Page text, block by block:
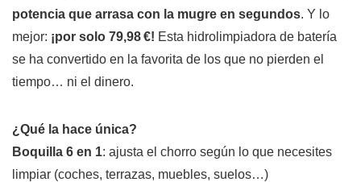
potencia que arrasa con la mugre en segundos. Y lo
mejor: ¡por solo 79,98 €! Esta hidrolimpiadora de batería
se ha convertido en la favorita de los que no pierden el
tiempo… ni el dinero.
¿Qué la hace única?
Boquilla 6 en 1: ajusta el chorro según lo que necesites
limpiar (coches, terrazas, muebles, suelos…)